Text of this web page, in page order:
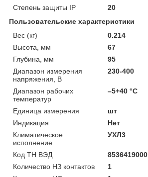
Степень защиты IP
20
Пользовательские характеристики
Вес (кг)
0.214
Высота, мм
67
Глубина, мм
95
Диапазон измерения
напряжения, В
230-400
Диапазон рабочих
температур
–5+40 °С
Единица измерения
шт
Индикация
Нет
Климатическое
исполнение
УХЛ3
Код ТН ВЭД
8536419000
Количество НЗ контактов
1